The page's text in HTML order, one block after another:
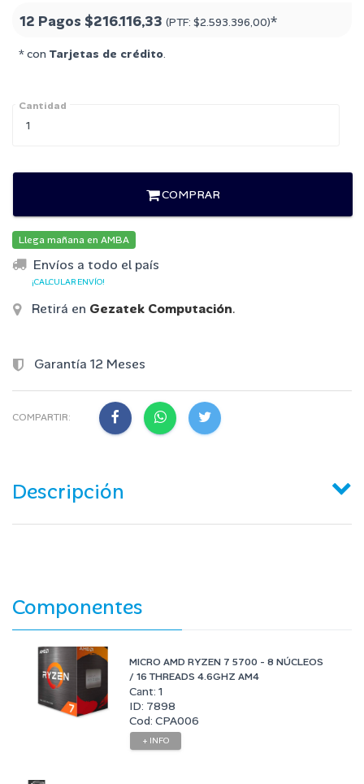
12 Pagos $216.116,33 (PTF: $2.593.396,00)*
* con Tarjetas de crédito.
Cantidad
COMPRAR
Llega mañana en AMBA
Envíos a todo el país
¡CALCULAR ENVÍO!
Retirá en Gezatek Computación.
Garantía 12 Meses
COMPARTIR:
Descripción
Componentes
MICRO AMD RYZEN 7 5700 - 8 NÚCLEOS
/ 16 THREADS 4.6GHZ AM4
Cant: 1
ID: 7898
Cod: CPA006
+ INFO